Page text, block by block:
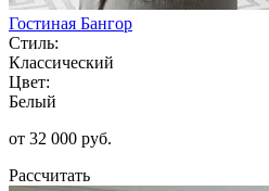
Гостиная Бангор
Стиль:
Классический
Цвет:
Белый
от 32 000 руб.
Рассчитать